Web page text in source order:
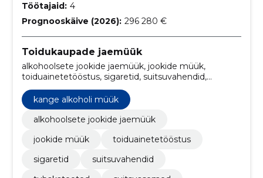
Töötajaid: 4
Prognooskäive (2026): 296 280 €
Toidukaupade jaemüük
alkohoolsete jookide jaemüük, jookide müük,
toiduainetetööstus, sigaretid, suitsuvahendid,
tubakatooted, suitsuasemed, tubakatoodete müük,
suitsutooted, suitsuaromid
kange alkoholi müük
alkohoolsete jookide jaemüük
jookide müük
toiduainetetööstus
sigaretid
suitsuvahendid